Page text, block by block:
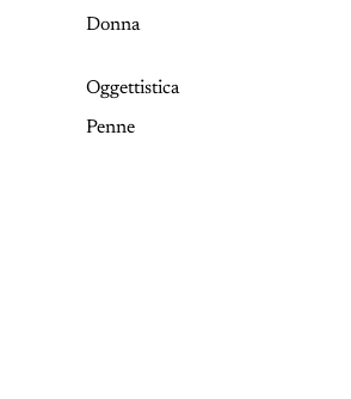
Donna
Oggettistica
Penne